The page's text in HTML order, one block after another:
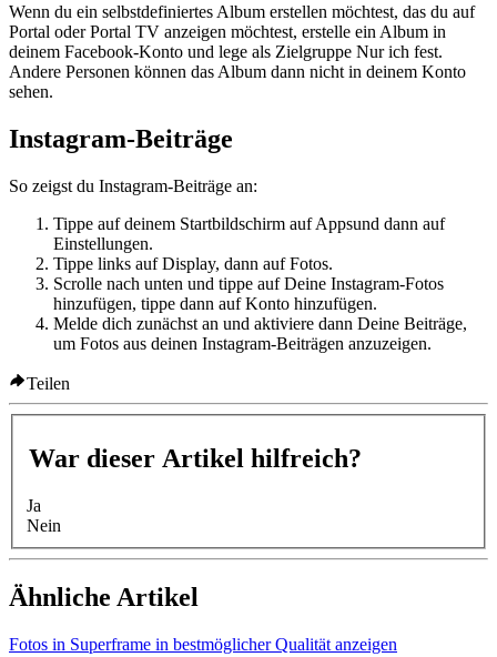
Wenn du ein selbstdefiniertes Album erstellen möchtest, das du auf
Portal oder Portal TV anzeigen möchtest, erstelle ein Album in
deinem Facebook-Konto und lege als Zielgruppe Nur ich fest.
Andere Personen können das Album dann nicht in deinem Konto
sehen.
Instagram-Beiträge
So zeigst du Instagram-Beiträge an:
Tippe auf deinem Startbildschirm aufAppsund dann auf
Einstellungen.
Tippe links aufDisplay, dann aufFotos.
Scrolle nach unten und tippe aufDeine Instagram-Fotos
hinzufügen, tippe dann aufKonto hinzufügen.
Melde dich zunächst an und aktiviere dann Deine Beiträge,
um Fotos aus deinen Instagram-Beiträgen anzuzeigen.
Teilen
War dieser Artikel hilfreich?
Ja
Nein
Ähnliche Artikel
Fotos in Superframe in bestmöglicher Qualität anzeigen